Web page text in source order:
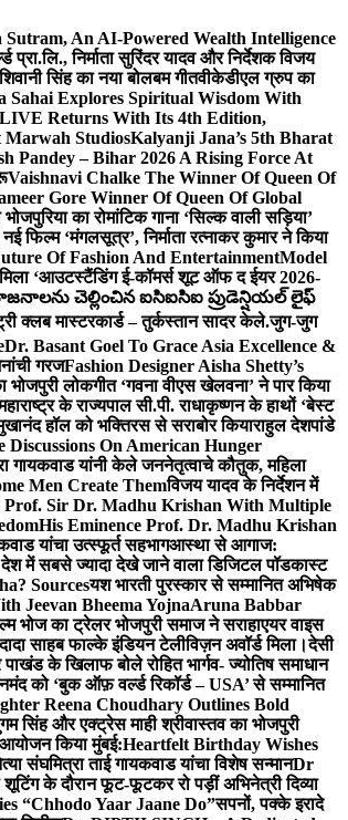
An AI-Powered Wealth Intelligence
प्रा.लि., निर्माता सुरिंदर यादव और निर्देशक विजय
सिंह का नया बोलबम गीतवीकेडीएल ग्रुप का
Sahai Explores Spiritual Wisdom With
Returns With Its 4th Edition,
StudiosKalyanji Jana’s 5th Bharat
Pandey – Bihar 2026 A Rising Force At
Vaishnavi Chalke The Winner Of Queen Of
Gore Winner Of Queen Of Global
का रोमांटिक गाना ‘सिल्क वाली सड़िया’
फिल्म ‘मंगलसूत्र’, निर्माता रत्नाकर कुमार ने किया
Of Fashion And EntertainmentModel
मिला ‘आउटस्टैंडिंग ई-कॉमर्स शूट ऑफ द ईयर 2026-
చెల్లించిన ఐసిఐసిఐ ప్రుడెన్షియల్ లైఫ్
क्लब मास्टरकार्ड – तुर्कस्तान सादर केले.जुग-जुग
Dr. Basant Goel To Grace Asia Excellence &
गरजFashion Designer Aisha Shetty’s
भोजपुरी लोकगीत ‘गवना वीएस खेलवना’ ने पार किया
के राज्यपाल सी.पी. राधाकृष्णन के हाथों ‘बेस्ट
हॉल को भक्तिरस से सराबोर कियाराहुल देशपांडे
On American Hunger
गायकवाड यांनी केले जननेतृत्वाचे कौतुक, महिला
Men Create Themविजय यादव के निर्देशन में
Prof. Sir Dr. Madhu Krishan With Multiple
His Eminence Prof. Dr. Madhu Krishan
यांचा उत्स्फूर्त सहभागआस्था से आगाज:
देश में सबसे ज्यादा देखे जाने वाला डिजिटल पॉडकास्ट
Sourcesयश भारती पुरस्कार से सम्मानित अभिषेक
Jeevan Bheema YojnaAruna Babbar
भोज का ट्रेलर भोजपुरी समाज ने सराहाएयर वाइस
साहब फाल्के इंडियन टेलीविज़न अवॉर्ड मिला।देसी
के खिलाफ बोले रोहित भार्गव- ज्योतिष समाधान
को ‘बुक ऑफ़ वर्ल्ड रिकॉर्ड – USA’ से सम्मानित
Reena Choudhary Outlines Bold
सिंह और एक्ट्रेस माही श्रीवास्तव का भोजपुरी
आयोजन किया मुंबई:Heartfelt Birthday Wishes
संघमित्रा ताई गायकवाड यांचा विशेष सन्मानDr
शूटिंग के दौरान फूट-फूटकर रो पड़ीं अभिनेत्री दिव्या
“Chhodo Yaar Jaane Do”सपनों, पक्के इरादे